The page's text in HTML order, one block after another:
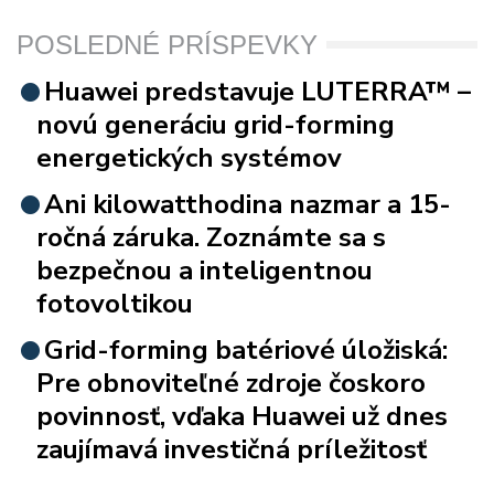
POSLEDNÉ PRÍSPEVKY
Huawei predstavuje LUTERRA™ –
novú generáciu grid-forming
energetických systémov
Ani kilowatthodina nazmar a 15-
ročná záruka. Zoznámte sa s
bezpečnou a inteligentnou
fotovoltikou
Grid-forming batériové úložiská:
Pre obnoviteľné zdroje čoskoro
povinnosť, vďaka Huawei už dnes
zaujímavá investičná príležitosť